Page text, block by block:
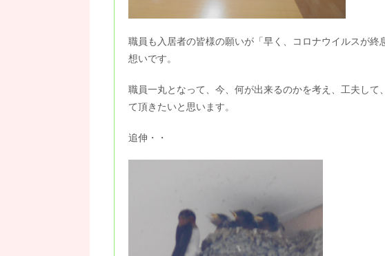
職員も入居者の皆様の願いが「早く、コロナウイルスが終
想いです。
職員一丸となって、今、何が出来るのかを考え、工夫して
て頂きたいと思います。
追伸・・